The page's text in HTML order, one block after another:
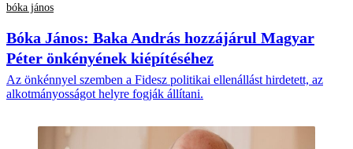
bóka jános
Bóka János: Baka András hozzájárul Magyar
Péter önkényének kiépítéséhez
Az önkénnyel szemben a Fidesz politikai ellenállást hirdetett, az
alkotmányosságot helyre fogják állítani.